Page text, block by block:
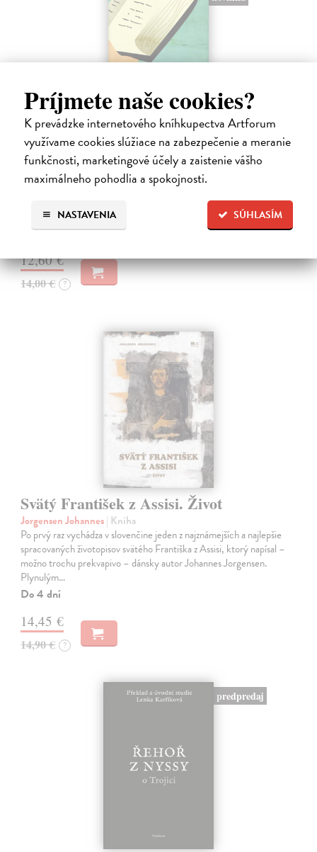
Príjmete naše cookies?
K prevádzke internetového kníhkupectva Artforum
využívame cookies slúžiace na zabezpečenie a meranie
funkčnosti, marketingové účely a zaistenie vášho
maximálneho pohodlia a spokojnosti.
SÚHLASÍM
NASTAVENIA
Rabín sa rozpráva s Ježišom
Neusner Jacob
| Kniha
Autor knihy sa v duchu stáva v Galilei poslucháčom Ježišovej Reči na
vrchu. Ako pravoverný rabín sa usiluje pozorne počúvať tohto nového
učiteľa a porovnáva jeho učenie s tým, čo hovorí židovská Tóra.
Na sklade
12,60 €
14,00 € ?
Svätý František z Assisi. Život
Jorgensen Johannes| Kniha
Po prvý raz vychádza v slovenčine jeden z najznámejších a najlepšie
spracovaných životopisov svätého Františka z Assisi, ktorý napísal –
možno trochu prekvapivo – dánsky autor Johannes Jorgensen.
Plynulým…
Do 4 dní
14,45 €
14,90 € ?
predpredaj